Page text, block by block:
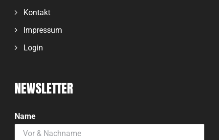
Kontakt
Impressum
Login
NEWSLETTER
Name